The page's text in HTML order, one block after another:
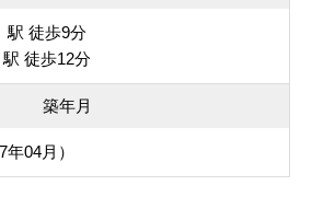
駅 徒歩9分
徒歩12分
築年月
04月）